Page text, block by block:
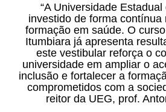
“A Universidade
investido de forma contínua
formação em saúde. O
Itumbiara já apresenta
este vestibular reforça o
universidade em ampliar o
inclusão e fortalecer a
comprometidos com a
reitor da UEG, prof.